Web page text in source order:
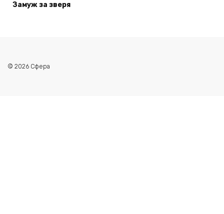
Замуж за зверя
© 2026 Сфера